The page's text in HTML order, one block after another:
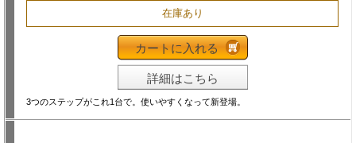
在庫あり
カートに入れる
詳細はこちら
3つのステップがこれ1台で。使いやすくなって新登場。